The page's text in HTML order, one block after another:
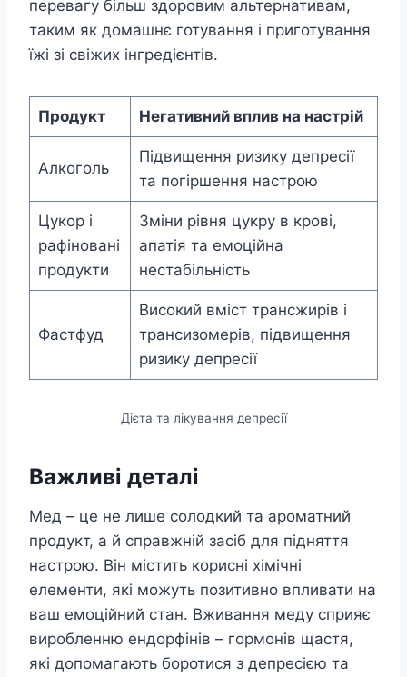
перевагу більш здоровим альтернативам,
таким як домашнє готування і приготування
їжі зі свіжих інгредієнтів.
Продукт Негативний вплив на настрій
Алкоголь
Підвищення ризику депресії
та погіршення настрою
Цукор і
рафіновані
продукти
Зміни рівня цукру в крові,
апатія та емоційна
нестабільність
Фастфуд
Високий вміст трансжирів і
трансизомерів, підвищення
ризику депресії
Дієта та лікування депресії
Важливі деталі
Мед – це не лише солодкий та ароматний
продукт, а й справжній засіб для підняття
настрою. Він містить корисні хімічні
елементи, які можуть позитивно впливати на
ваш емоційний стан. Вживання меду сприяє
виробленню ендорфінів – гормонів щастя,
які допомагають боротися з депресією та